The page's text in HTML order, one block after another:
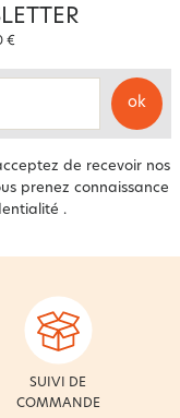
€
ok
de recevoir nos
prenez connaissance
.
SUIVI DE
COMMANDE